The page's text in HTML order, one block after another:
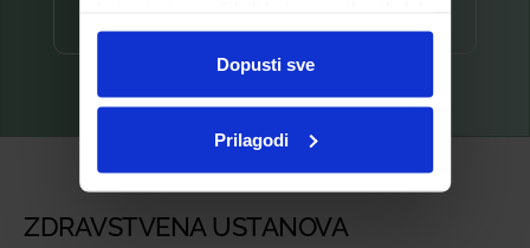
ste upotrebljavali njihove usluge.
Dopusti sve
Prilagodi
ZDRAVSTVENA USTANOVA